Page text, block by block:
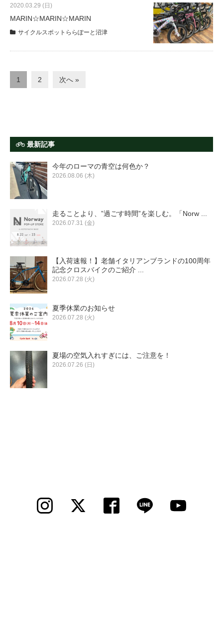
2020.03.29 (日)
MARIN☆MARIN☆MARIN
サイクルスポットららぽーと沼津
1 2 次へ »
最新記事
今年のローマの青空は何色か？
2026.08.06 (木)
走ることより、”過ごす時間”を楽しむ。「Norw ...
2026.07.31 (金)
【入荷速報！】老舗イタリアンブランドの100周年
記念クロスバイクのご紹介 ...
2026.07.28 (火)
夏季休業のお知らせ
2026.07.28 (火)
夏場の空気入れすぎには、ご注意を！
2026.07.26 (日)